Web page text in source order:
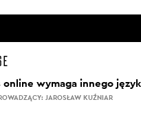
online wymaga innego
JAROSŁAW KUŹNIAR